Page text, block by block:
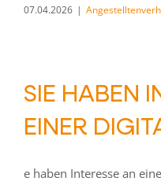
07.04.2026 |
SIE HABEN
EINER
e haben Interesse an